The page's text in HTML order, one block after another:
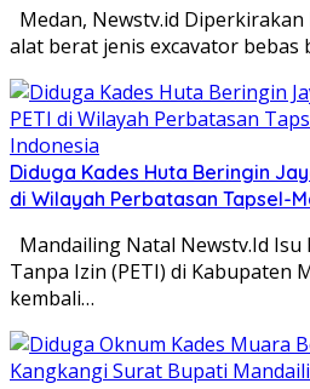
Medan, Newstv.id
alat berat jenis excavator
Diduga Kades Huta Beringin
di Wilayah Perbatasan Tapsel-
Mandailing Natal Newstv.Id Isu
Tanpa Izin (PETI) di Kabupaten
kembali…